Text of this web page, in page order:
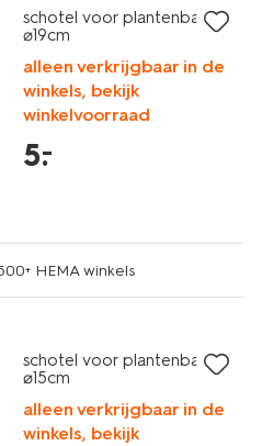
schotel voor plantenbak
⌀19cm
alleen verkrijgbaar in de
winkels, bekijk
winkelvoorraad
5.
–
HEMA winkels
schotel voor plantenbak
⌀15cm
alleen verkrijgbaar in de
winkels, bekijk